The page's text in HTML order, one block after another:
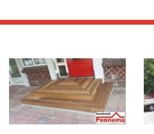
Foto
album
overslaan